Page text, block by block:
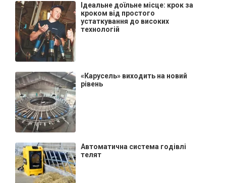
Ідеальне доїльне місце: крок за
кроком від простого
устаткування до високих
технологій
«Карусель» виходить на новий
рівень
Автоматична система годівлі
телят